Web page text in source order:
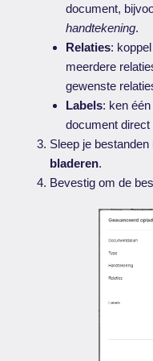
document,
handtekening.
Relaties:
meerdere
gewenste
Labels: ken
document direct
Sleep je
bladeren.
Bevestig om de